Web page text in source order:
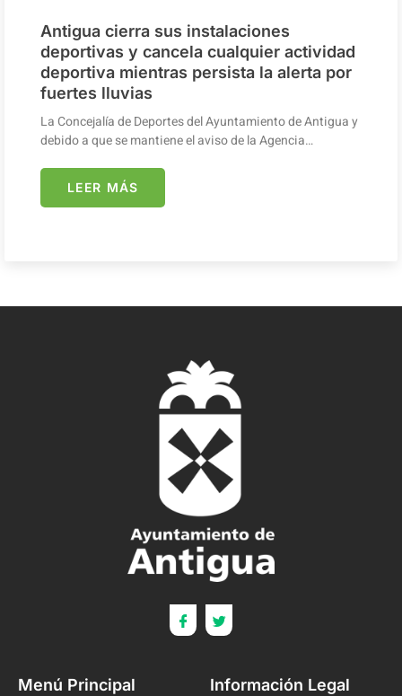
Antigua cierra sus instalaciones
deportivas y cancela cualquier actividad
deportiva mientras persista la alerta por
fuertes lluvias
La Concejalía de Deportes del Ayuntamiento de Antigua y
debido a que se mantiene el aviso de la Agencia…
LEER MÁS
Menú Principal Información Legal